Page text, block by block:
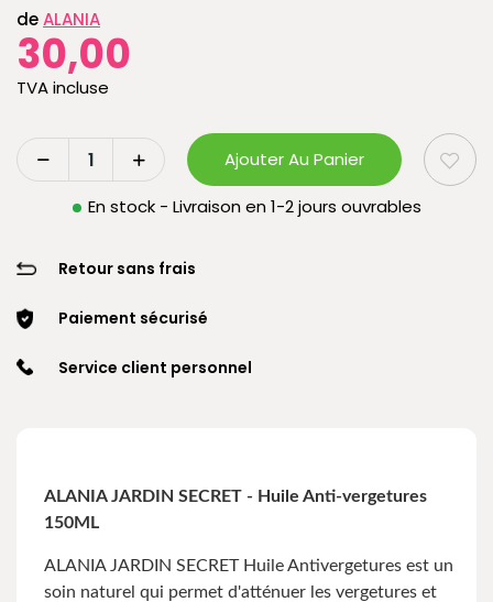
deALANIA
30,00
TVA incluse
Ajouter Au Panier
En stock - Livraison en 1-2 jours ouvrables
Retour sans frais
Paiement sécurisé
Service client personnel
ALANIA JARDIN SECRET - Huile Anti-vergetures
150ML
ALANIA JARDIN SECRET Huile Antivergetures est un
soin naturel qui permet d'atténuer les vergetures et